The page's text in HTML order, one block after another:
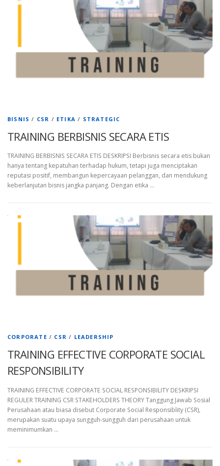
BISNIS / CSR / ETIKA / STRATEGIC
TRAINING BERBISNIS SECARA ETIS
TRAINING BERBISNIS SECARA ETIS DESKRIPSI Berbisnis secara etis bukan
hanya tentang kepatuhan terhadap hukum, tetapi juga menciptakan
reputasi positif, membangun kepercayaan pelanggan, dan mendukung
keberlanjutan bisnis jangka panjang. Dengan etika …
CORPORATE / CSR / LEADERSHIP
TRAINING EFFECTIVE CORPORATE SOCIAL
RESPONSIBILITY
TRAINING EFFECTIVE CORPORATE SOCIAL RESPONSIBILITY DESKRIPSI
REGULER TRAINING CSR STAKEHOLDERS THEORY Tanggung Jawab Sosial
Perusahaan atau biasa disebut Corporate Social Responsiblity (CSR),
merupakan suatu upaya sungguh-sungguh dari perusahaan untuk
meminimumkan …